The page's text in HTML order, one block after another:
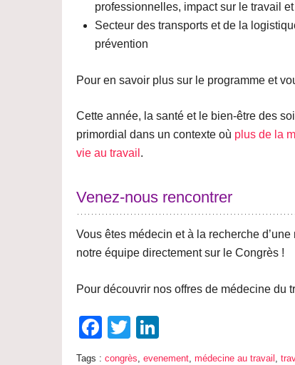
professionnelles, impact sur le travail
Secteur des transports et de la
prévention
Pour en savoir plus sur le programme et
Cette année, la santé et le bien-être des
primordial dans un contexte où plus de la
vie au travail .
Venez-nous rencontrer
Vous êtes médecin et à la recherche
notre équipe directement sur le Congrès !
Pour découvrir nos offres de médecine du
Facebook
Twitter
Tags : congrès, evenement, médecine au travail ,